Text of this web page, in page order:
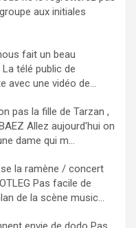
aux initiales
fait un beau
La télé public de
avec une vidéo de...
pas la fille de Tarzan ,
Allez aujourd'hui on
dame qui m...
se la ramène / concert
Pas facile de
de la scène music...